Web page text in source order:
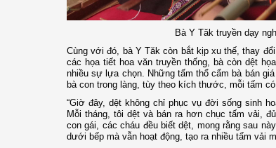
Bà Y Tăk truyền dạy
Cùng với đó, bà Y Tăk còn bắt kịp xu thế, thay
các họa tiết hoa văn truyền thống, bà còn dệt
nhiều sự lựa chọn. Những tấm thổ cẩm bà bán
bà con trong làng, tùy theo kích thước, mỗi tấm
“Giờ đây, dệt không chỉ phục vụ đời sống sinh
Mỗi tháng, tôi dệt và bán ra hơn chục tấm vải,
con gái, các cháu đều biết dệt, mong rằng sau
dưới bếp mà vẫn hoạt động, tạo ra nhiều tấm vải